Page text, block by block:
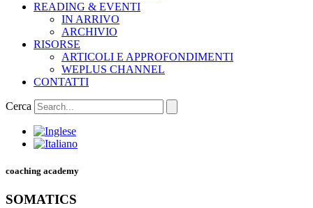
READING & EVENTI
IN ARRIVO
ARCHIVIO
RISORSE
ARTICOLI E APPROFONDIMENTI
WEPLUS CHANNEL
CONTATTI
Cerca
coaching academy
SOMATICS